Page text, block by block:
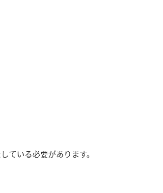
ている必要があります。